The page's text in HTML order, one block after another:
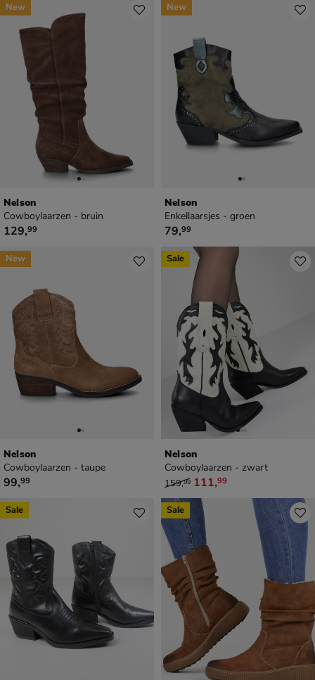
Nelson
Cowboylaarzen - bruin
€ 129,99
129,99
New
Nelson
Enkellaarsjes - groen
€ 79,99
79,99
New
Nelson
Cowboylaarzen - taupe
€ 99,99
99,99
New
Nelson
Cowboylaarzen - zwart
van € 159,99 voor € 111,99
159,99 111,99
Sale
Sale Sale